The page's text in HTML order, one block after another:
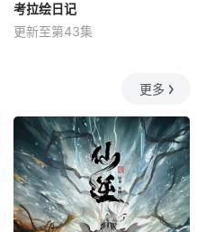
考拉绘日记
更新至第43集
更多